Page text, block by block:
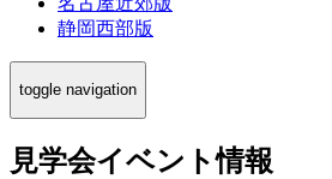
静岡西部版
toggle navigation
見学会イベント情報